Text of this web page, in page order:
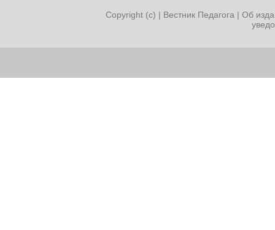
Lehrer: Kinder, lernt ihr
Lehrer: Wollen wir alle
Copyright (c) | Вестник Педагога | Об